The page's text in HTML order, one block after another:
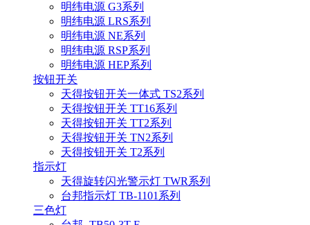
明纬电源 G3系列
明纬电源 LRS系列
明纬电源 NE系列
明纬电源 RSP系列
明纬电源 HEP系列
按钮开关
天得按钮开关一体式 TS2系列
天得按钮开关 TT16系列
天得按钮开关 TT2系列
天得按钮开关 TN2系列
天得按钮开关 T2系列
指示灯
天得旋转闪光警示灯 TWR系列
台邦指示灯 TB-1101系列
三色灯